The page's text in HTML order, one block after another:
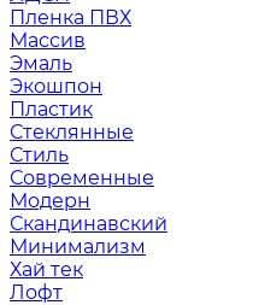
Пленка ПВХ
Массив
Эмаль
Экошпон
Пластик
Стеклянные
Стиль
Современные
Модерн
Скандинавский
Минимализм
Хай тек
Лофт